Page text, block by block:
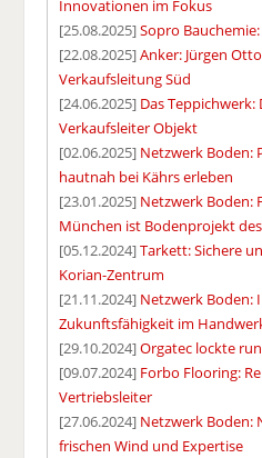
Innovationen im Fokus
[25.08.2025]Sopro
[22.08.2025]Anker: Jürgen
Verkaufsleitung Süd
[24.06.2025] Das Teppichwerk:
Verkaufsleiter Objekt
[02.06.2025] Netzwerk
hautnah bei Kährs erleben
[23.01.2025] Netzwerk Boden:
München ist Bodenprojekt des
[05.12.2024]Tarkett: Sichere
Korian-Zentrum
[21.11.2024] Netzwerk Boden:
Zukunftsfähigkeit im
[29.10.2024]Orgatec lockte
[09.07.2024] Forbo Flooring:
Vertriebsleiter
[27.06.2024] Netzwerk Boden:
frischen Wind und Expertise